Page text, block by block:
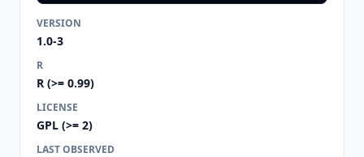
VERSION
1.0-3
R
R (>= 0.99)
LICENSE
GPL (>= 2)
LAST OBSERVED